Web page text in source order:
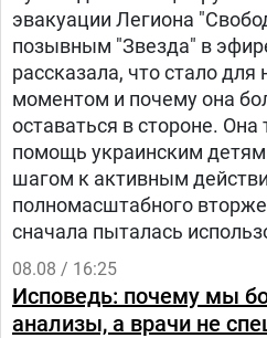
эвакуации Легиона
позывным "Звезда" в
рассказала, что стало
моментом и почему она
оставаться в стороне.
помощь украинским
шагом к активным
полномасштабного
сначала пыталась
русскоязычную
людям в России, что на
Украине.
08.08 / 16:25
Исповедь: почему мы
анализы, а врачи не